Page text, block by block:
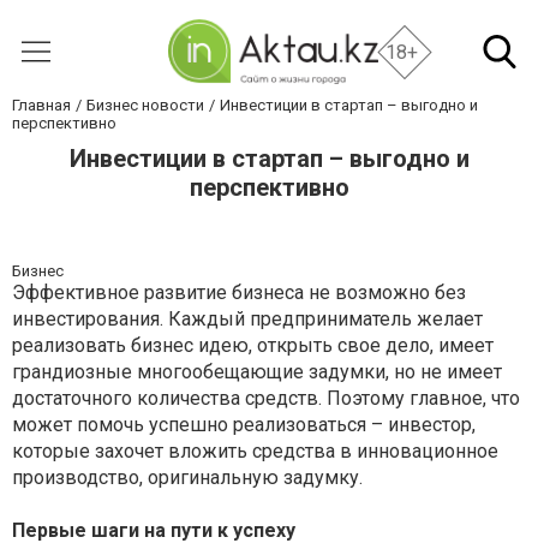
18+
Главная Бизнес новости
Инвестиции в стартап – выгодно и
перспективно
Инвестиции в стартап – выгодно и
перспективно
Бизнес
Эффективное развитие бизнеса не возможно без
инвестирования. Каждый предприниматель желает
реализовать бизнес идею, открыть свое дело, имеет
грандиозные многообещающие задумки, но не имеет
достаточного количества средств. Поэтому главное, что
может помочь успешно реализоваться – инвестор,
которые захочет вложить средства в инновационное
производство, оригинальную задумку.
Первые шаги на пути к успеху